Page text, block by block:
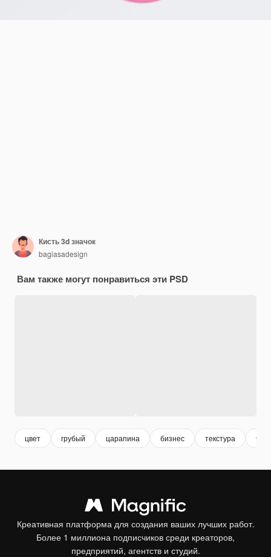
Кисть 3d значок
bagiasadesign
Вам также могут понравиться эти PSD
цвет грубый царапина бизнес текстура
Креативная платформа для создания ваших лучших работ.
Более 1 миллиона подписчиков среди креаторов,
предприятий, агентств и студий.